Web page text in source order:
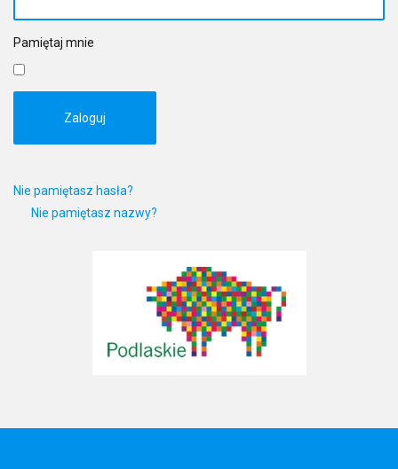
Pamiętaj mnie
Zaloguj
Nie pamiętasz hasła?
Nie pamiętasz nazwy?